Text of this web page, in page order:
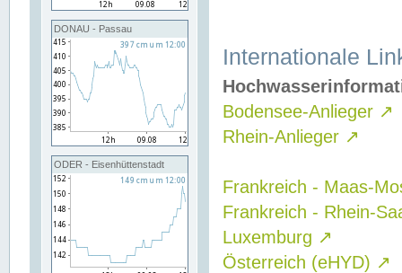
DONAU - Passau
ODER - Eisenhüttenstadt
Internationale
Bodensee-Anlieger ↗
Rhein-Anlieger ↗
Frankreich - Maas-
Frankreich - Rhein-
Luxemburg ↗
Österreich (eHYD) ↗